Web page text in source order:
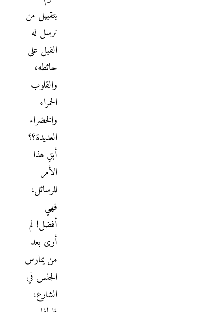
بتقبيل من
ترسل له
القبل على
حائطه،
والقلوب
الحمراء
والخضراء
العديدة؟؟
أبقِ هذا
الأمر
للرسائل،
فهي
أفضل! لم
أرى بعد
من يمارس
الجنس في
الشارع،